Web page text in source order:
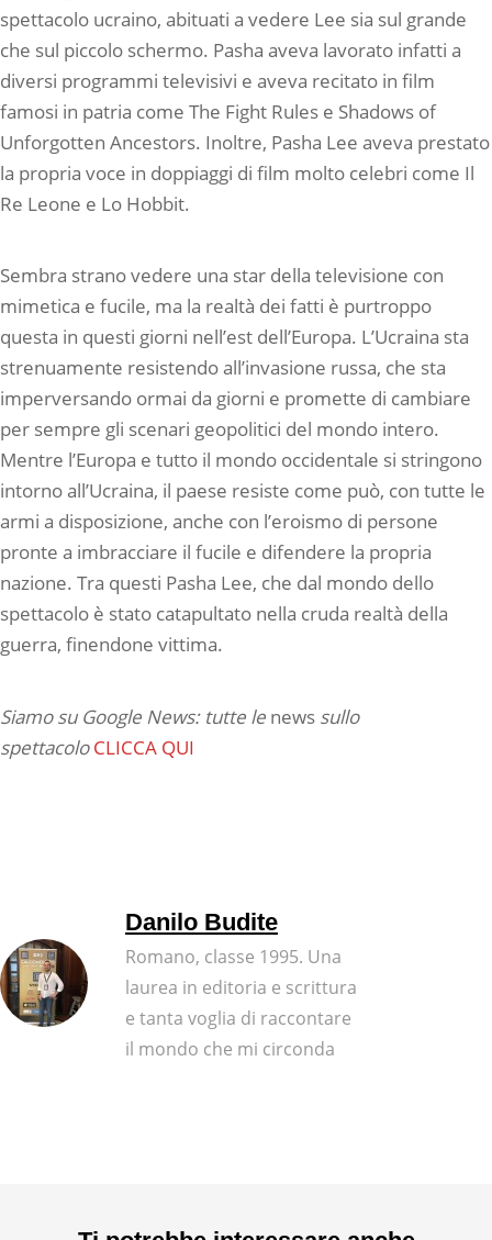
spettacolo ucraino, abituati a vedere Lee sia sul grande
che sul piccolo schermo. Pasha aveva lavorato infatti a
diversi programmi televisivi e aveva recitato in film
famosi in patria come The Fight Rules e Shadows of
Unforgotten Ancestors. Inoltre, Pasha Lee aveva prestato
la propria voce in doppiaggi di film molto celebri come Il
Re Leone e Lo Hobbit.
Sembra strano vedere una star della televisione con
mimetica e fucile, ma la realtà dei fatti è purtroppo
questa in questi giorni nell’est dell’Europa. L’Ucraina sta
strenuamente resistendo all’invasione russa, che sta
imperversando ormai da giorni e promette di cambiare
per sempre gli scenari geopolitici del mondo intero.
Mentre l’Europa e tutto il mondo occidentale si stringono
intorno all’Ucraina, il paese resiste come può, con tutte le
armi a disposizione, anche con l’eroismo di persone
pronte a imbracciare il fucile e difendere la propria
nazione. Tra questi Pasha Lee, che dal mondo dello
spettacolo è stato catapultato nella cruda realtà della
guerra, finendone vittima.
Siamo su Google News: tutte le news sullo
spettacoloCLICCA QUI
Danilo Budite
Romano, classe 1995. Una
laurea in editoria e scrittura
e tanta voglia di raccontare
il mondo che mi circonda